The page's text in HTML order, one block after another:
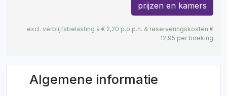
prijzen en kamers
excl. verblijfsbelasting à € 2,20 p.p.p.n. & reserveringskosten €
12,95 per boeking
Algemene informatie